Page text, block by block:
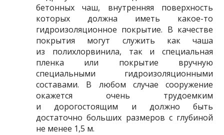
бетонных чаш, внутренняя поверхность
которых должна иметь какое-то
гидроизоляционное покрытие. В качестве
покрытия могут служить как чаша
из полихлорвинила, так и специальная
пленка или покрытие вручную
специальными гидроизоляционными
составами. В любом случае сооружение
окажется очень трудоемким
и дорогостоящим и должно быть
достаточно больших размеров с глубиной
не менее 1,5 м.